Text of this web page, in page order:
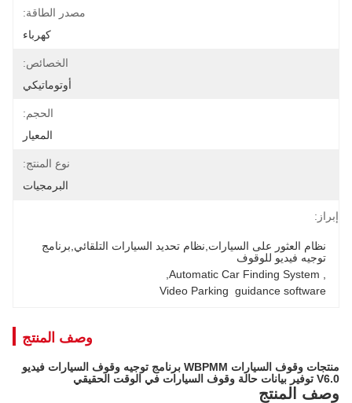
مصدر الطاقة:
كهرباء
الخصائص:
أوتوماتيكي
الحجم:
المعيار
نوع المنتج:
البرمجيات
إبراز:
نظام العثور على السيارات,نظام تحديد السيارات التلقائي,برنامج
توجيه فيديو للوقوف
Automatic Car Finding System
,
Video Parking  guidance software
وصف المنتج
منتجات وقوف السيارات WBPMM برنامج توجيه وقوف السيارات فيديو
V6.0 توفير بيانات حالة وقوف السيارات في الوقت الحقيقي
وصف المنتج